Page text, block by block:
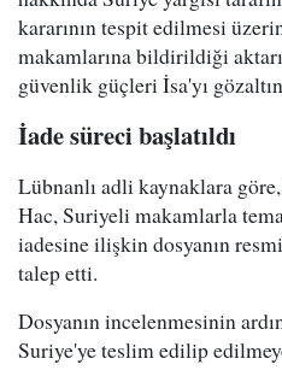
kararının tespit edilmesi
makamlarına bildirildiği
güvenlik güçleri İsa'yı
İade süreci başlatıldı
Lübnanlı adli kaynaklara
Hac, Suriyeli makamlarla
iadesine ilişkin dosyanın
talep etti.
Dosyanın incelenmesinin
Suriye'ye teslim edilip